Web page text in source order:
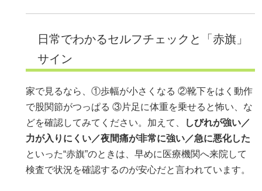
日常でわかるセルフチェックと「赤旗」
サイン
家で見るなら、①歩幅が小さくなる ②靴下をはく動作
で股関節がつっぱる ③片足に体重を乗せると怖い、な
どを確認してみてください。加えて、
しびれが強い／
力が入りにくい／夜間痛が非常に強い／急に悪化した
といった“赤旗”のときは、早めに医療機関へ来院して
検査で状況を確認するのが安心だと言われています。